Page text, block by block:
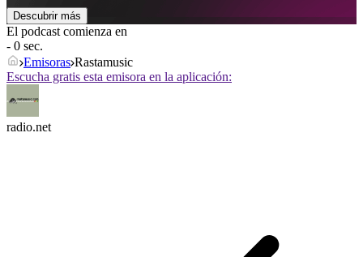
Descubrir más
El podcast comienza en
- 0 sec.
Emisoras Rastamusic
Escucha gratis esta emisora en la aplicación:
radio.net